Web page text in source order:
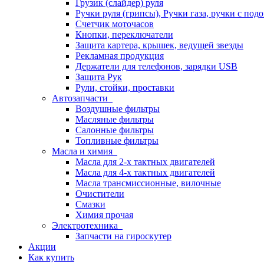
Грузик (слайдер) руля
Ручки руля (грипсы), Ручки газа, ручки с
Счетчик моточасов
Кнопки, переключатели
Защита картера, крышек, ведущей звезды
Рекламная продукция
Держатели для телефонов, зарядки USB
Защита Рук
Рули, стойки, проставки
Автозапчасти
Воздушные фильтры
Масляные фильтры
Салонные фильтры
Топливные фильтры
Масла и химия
Масла для 2-х тактных двигателей
Масла для 4-х тактных двигателей
Масла трансмиссионные, вилочные
Очистители
Смазки
Химия прочая
Электротехника
Запчасти на гироскутер
Акции
Как купить